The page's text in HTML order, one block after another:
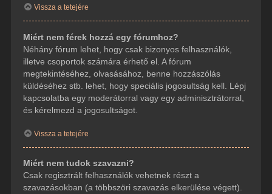
Vissza a tetejére
Miért nem férek hozzá egy fórumhoz?
Néhány fórum lehet, hogy csak bizonyos felhasználók,
illetve csoportok számára érhető el. A fórum
megtekintéséhez, olvasásához, benne hozzászólás
küldéséhez stb. lehet, hogy speciális jogosultság kell. Lépj
kapcsolatba egy moderátorral vagy egy adminisztrátorral,
és kérelmezd a jogosultságot.
Vissza a tetejére
Miért nem tudok szavazni?
Csak regisztrált felhasználók vehetnek részt a
szavazásokban (a többszöri szavazás elkerülése végett).